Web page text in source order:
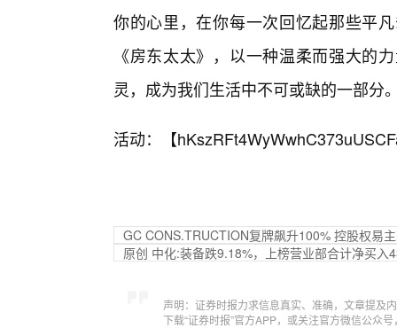
你的心里，在你每一次回忆起那些平
《房东太太》，以一种温柔而强大的
灵，成为我们生活中不可或缺的一部分
活动：【
GC CONS.TRUCTION复牌飙升100% 控股权易
原创 中化:装备跌9.18%，上榜营业部合计净买入
声明：证券时报力求信息真实、准确，文章提及
下载“证券时报”官方APP，或关注官方微信公众